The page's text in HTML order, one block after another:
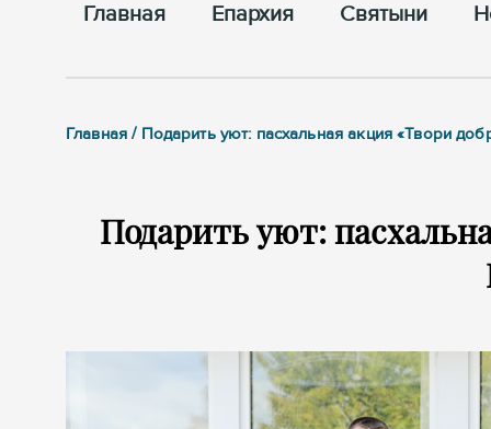
Главная Епархия Cвятыни
Главная / Подарить уют: пасхальная акция «Твори
Подарить уют: